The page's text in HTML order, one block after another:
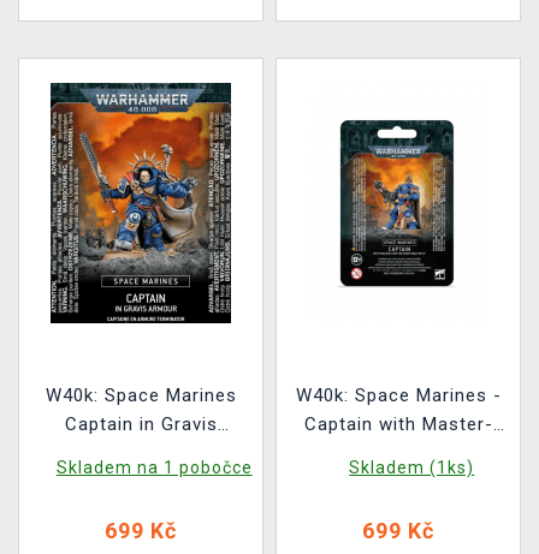
W40k: Space Marines
Captain in Gravis
Skladem na 1 pobočce
699 Kč
W40k: Space Marines -
Captain with Master-
(1 figurka)
Skladem (1ks)
699 Kč